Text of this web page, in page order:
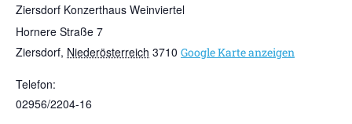
Ziersdorf Konzerthaus Weinviertel
Hornere Straße 7
Ziersdorf, Niederösterreich 3710 Google Karte anzeigen
Telefon:
02956/2204-16